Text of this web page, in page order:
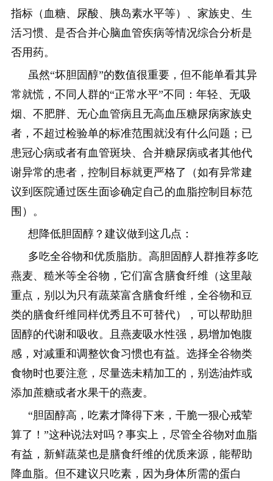
指标（血糖、尿酸、胰岛素水平等）、家族史、生
活习惯、是否合并心脑血管疾病等情况综合分析是
否用药。
虽然“坏胆固醇”的数值很重要，但不能单看其异
常就慌，不同人群的“正常水平”不同：年轻、无吸
烟、不肥胖、无心血管病且无高血压糖尿病家族史
者，不超过检验单的标准范围就没有什么问题；已
患冠心病或者有血管斑块、合并糖尿病或者其他代
谢异常的患者，控制目标就更严格了（如有异常建
议到医院通过医生面诊确定自己的血脂控制目标范
围）。
想降低胆固醇？建议做到这几点：
多吃全谷物和优质脂肪。高胆固醇人群推荐多吃
燕麦、糙米等全谷物，它们富含膳食纤维（这里敲
重点，别以为只有蔬菜富含膳食纤维，全谷物和豆
类的膳食纤维同样优秀且不可替代），可以帮助胆
固醇的代谢和吸收。且燕麦吸水性强，易增加饱腹
感，对减重和调整饮食习惯也有益。选择全谷物类
食物时也要注意，尽量选未精加工的，别选油炸或
添加蔗糖或者水果干的燕麦。
“胆固醇高，吃素才降得下来，干脆一狠心戒荤
算了！”这种说法对吗？事实上，尽管全谷物对血脂
有益，新鲜蔬菜也是膳食纤维的优质来源，能帮助
降血脂。但不建议只吃素，因为身体所需的蛋白